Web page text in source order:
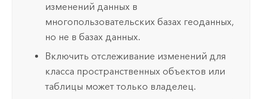
изменений данных в
многопользовательских базах геоданных,
но не в базах данных.
Включить отслеживание изменений для
класса пространственных объектов или
таблицы может только владелец.